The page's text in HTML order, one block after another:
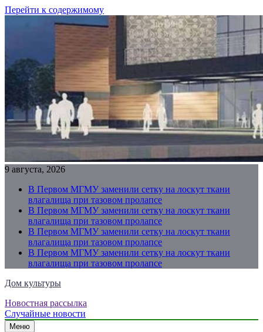
Перейти к содержимому
9 августа, 2026
В Первом МГМУ заменили сетку на лоскут ткани
влагалища при тазовом пролапсе
В Первом МГМУ заменили сетку на лоскут ткани
влагалища при тазовом пролапсе
В Первом МГМУ заменили сетку на лоскут ткани
влагалища при тазовом пролапсе
В Первом МГМУ заменили сетку на лоскут ткани
влагалища при тазовом пролапсе
Дом культуры
Just another WordPress site
Новостная рассылка
Случайные новости
Меню